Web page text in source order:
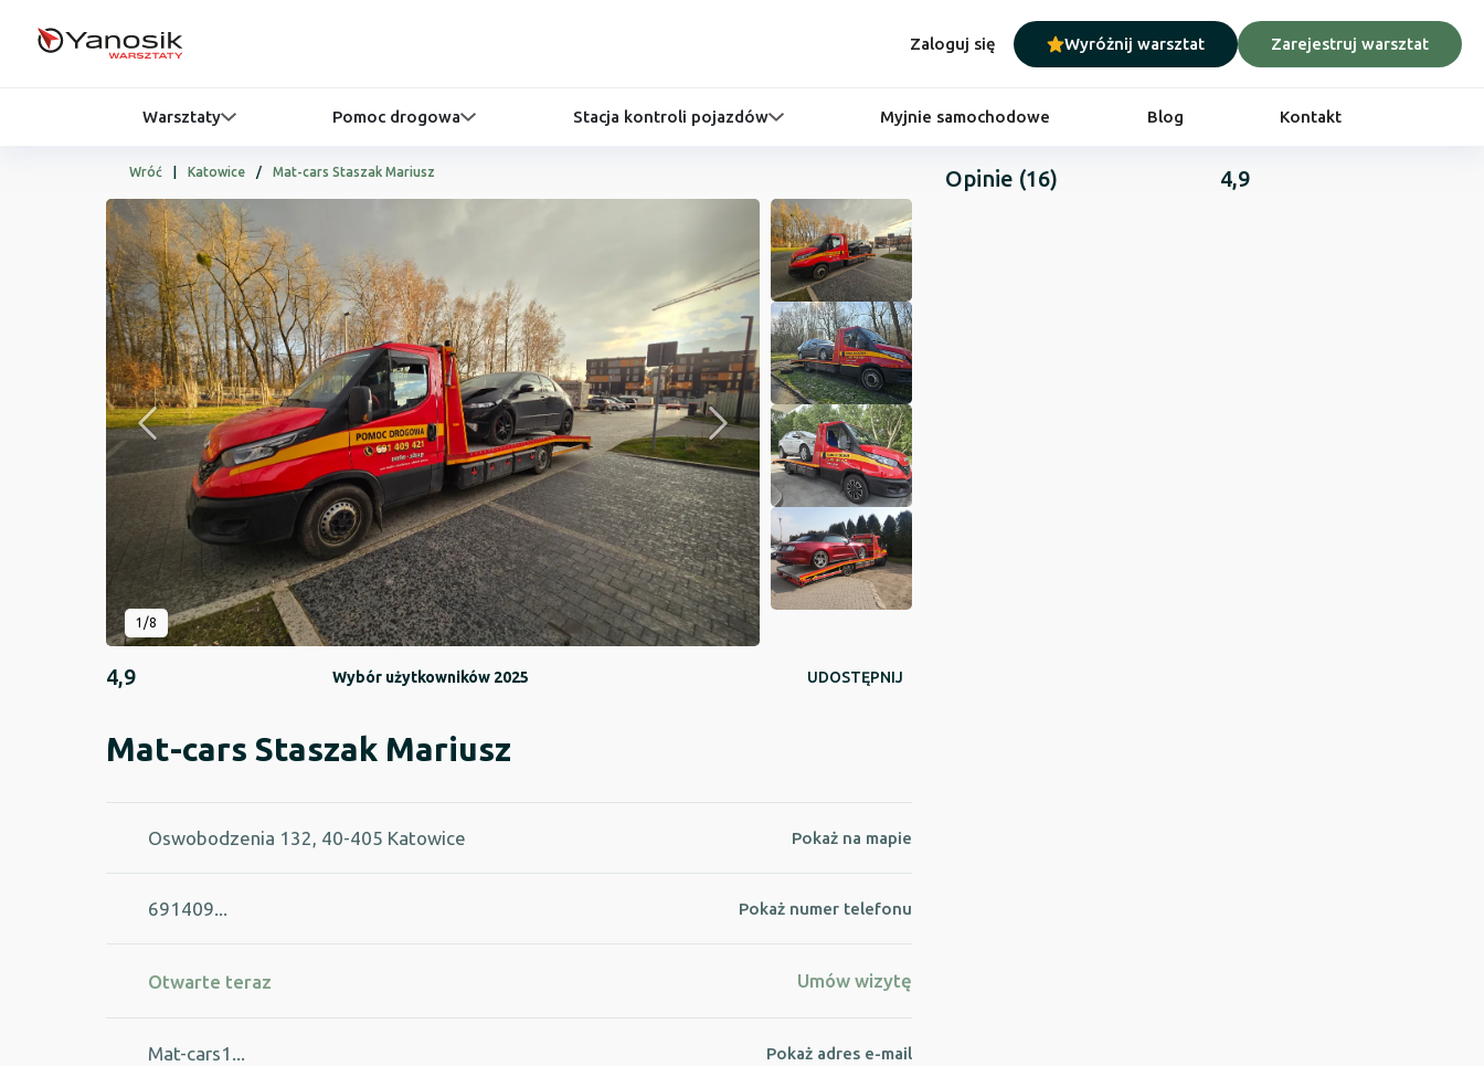
Zaloguj się Wyróżnij warsztat Zarejestruj warsztat
Warsztaty Pomoc drogowa Stacja kontroli pojazdów Myjnie samochodowe Blog Kontakt
Wróć Katowice / Mat-cars Staszak Mariusz
1/8
4,9 Wybór użytkowników 2025 UDOSTĘPNIJ
Mat-cars Staszak Mariusz
Oswobodzenia 132, 40-405 Katowice Pokaż na mapie
691409... Pokaż numer telefonu
Otwarte teraz Umów wizytę
Mat-cars1... Pokaż adres e-mail
Opinie (16) 4,9